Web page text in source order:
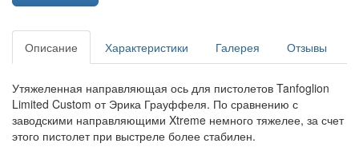
Описание Характеристики Галерея Отзывы
Утяжеленная направляющая ось для пистолетов Tanfoglion
Limited Custom от Эрика Грауффеля. По сравнению с
заводскими направляющими Xtreme немного тяжелее, за счет
этого пистолет при выстреле более стабилен.